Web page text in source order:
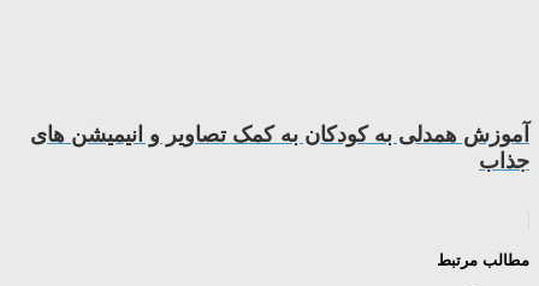
آموزش همدلی به کودکان به کمک تصاویر و انیمیشن های
جذاب
مطالب مرتبط